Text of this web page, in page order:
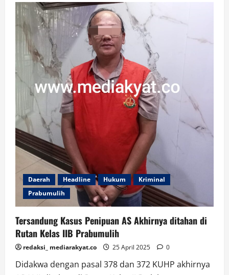
Pengeroyokan
Karyawan
RM
Pondok
Aisyah
Prabumulih
Berhasil
Diringkus
Tim
Polsek
Prabumulih
Timur
Daerah Headline Hukum
Kriminal
Prabumulih
Tersandung Kasus Penipuan AS Akhirnya ditahan di
Rutan Kelas IIB Prabumulih
redaksi_ mediarakyat.co 25 April 2025 0
Didakwa dengan pasal 378 dan 372 KUHP akhirnya